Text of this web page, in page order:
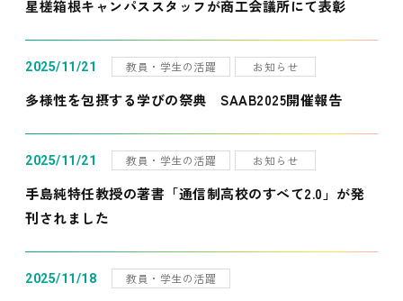
星槎箱根キャンパススタッフが商工会議所にて表彰
2025/11/21 教員・学生の活躍 お知らせ
多様性を包摂する学びの祭典 SAAB2025開催報告
2025/11/21 教員・学生の活躍 お知らせ
手島純特任教授の著書「通信制高校のすべて2.0」が発
刊されました
2025/11/18 教員・学生の活躍